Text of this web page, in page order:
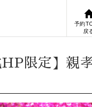
予約
戻
HP限定】親